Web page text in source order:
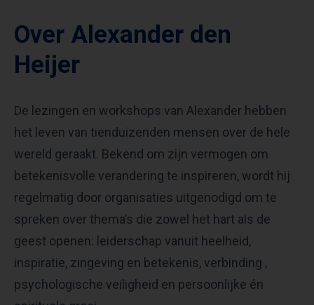
Over Alexander den
Heijer
De lezingen en workshops van Alexander hebben
het leven van tienduizenden mensen over de hele
wereld geraakt. Bekend om zijn vermogen om
betekenisvolle verandering te inspireren, wordt hij
regelmatig door organisaties uitgenodigd om te
spreken over thema’s die zowel het hart als de
geest openen: leiderschap vanuit heelheid,
inspiratie, zingeving en betekenis, verbinding ,
psychologische veiligheid en persoonlijke én